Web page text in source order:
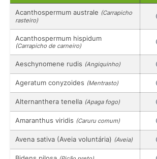
Acanthospermum australe (Carrapicho
rasteiro)
Acanthospermum hispidum
(Carrapicho de carneiro)
Aeschynomene rudis (Angiquinho)
Ageratum conyzoides (Mentrasto)
Alternanthera tenella (Apaga fogo)
Amaranthus viridis (Caruru comum)
Avena sativa (Aveia voluntária) (Aveia)